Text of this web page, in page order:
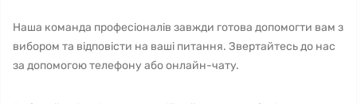
Наша команда професіоналів завжди готова допомогти вам з
вибором та відповісти на ваші питання. Звертайтесь до нас
за допомогою телефону або онлайн-чату.